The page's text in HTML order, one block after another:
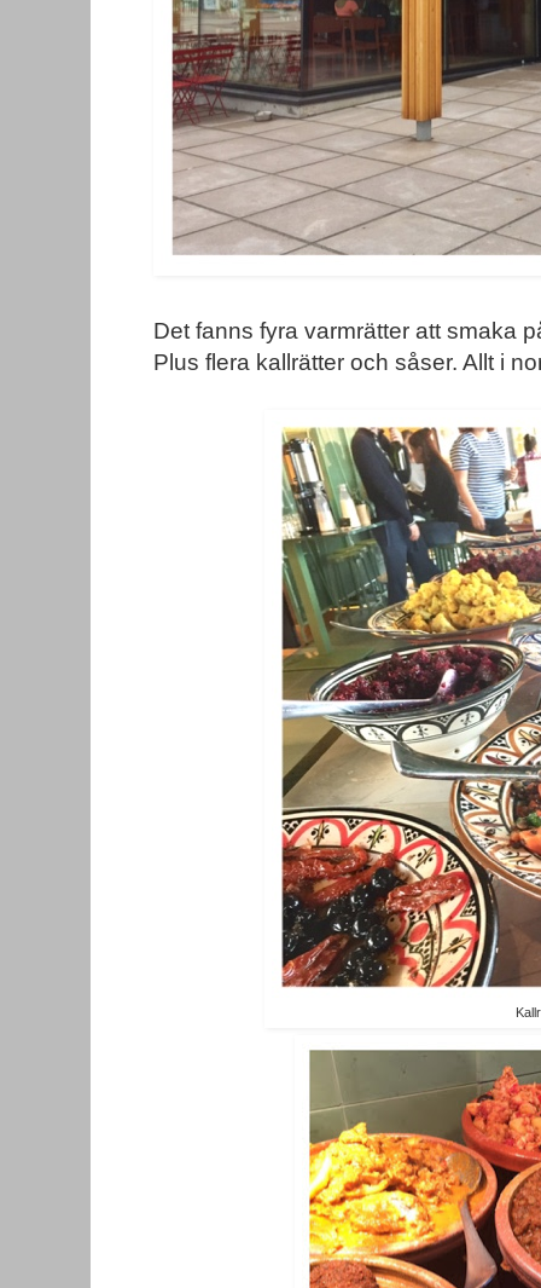
Det fanns fyra varmrätter att smaka
Plus flera kallrätter och såser. Allt i